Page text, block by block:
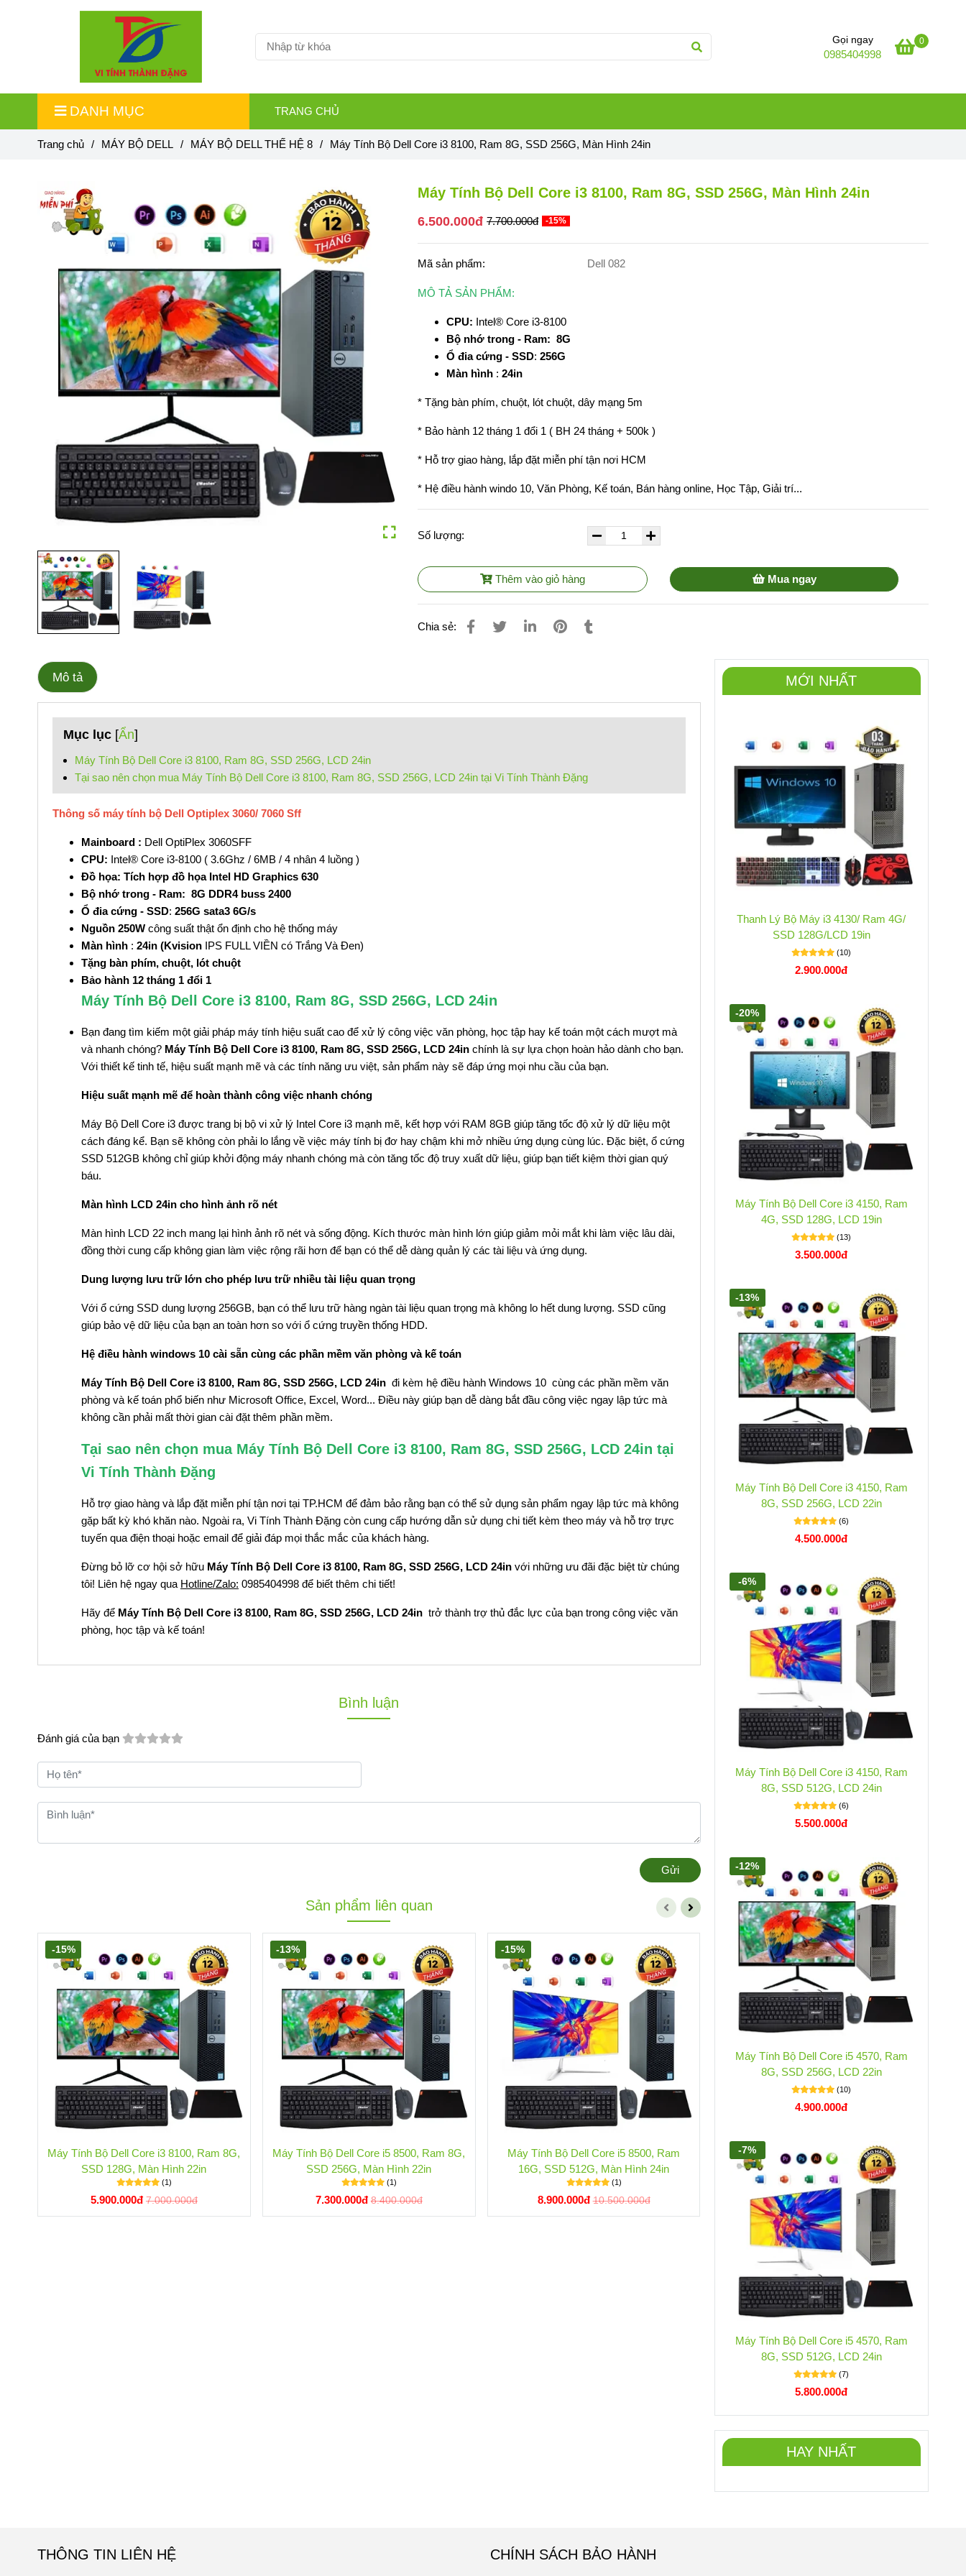
Gọi ngay
0985404998
0
DANH MỤC TRANG CHỦ
Trang chủ / MÁY BỘ DELL / MÁY BỘ DELL THẾ HỆ 8 / Máy Tính Bộ Dell Core i3 8100, Ram 8G, SSD 256G, Màn Hình 24in
Máy Tính Bộ Dell Core i3 8100, Ram 8G, SSD 256G, Màn Hình 24in
6.500.000đ 7.700.000đ -15%
Mã sản phẩm: Dell 082
MÔ TẢ SẢN PHẨM:
CPU: Intel® Core i3-8100
Bộ nhớ trong - Ram: 8G
Ổ đia cứng - SSD:256G
Màn hình :24in
* Tặng bàn phím, chuột, lót chuột, dây mạng 5m
* Bảo hành 12 tháng 1 đổi 1 ( BH 24 tháng + 500k )
* Hỗ trợ giao hàng, lắp đặt miễn phí tận nơi HCM
* Hệ điều hành windo 10, Văn Phòng, Kế toán, Bán hàng online, Học Tập, Giải trí...
Số lượng:
Thêm vào giỏ hàng Mua ngay
Chia sẻ:
Mô tả
Mục lục [Ẩn]
Máy Tính Bộ Dell Core i3 8100, Ram 8G, SSD 256G, LCD 24in
Tại sao nên chọn mua Máy Tính Bộ Dell Core i3 8100, Ram 8G, SSD 256G, LCD 24in tại Vi Tính Thành Đặng
Thông số máy tính bộ Dell Optiplex 3060/ 7060 Sff
Mainboard : Dell OptiPlex 3060SFF
CPU: Intel® Core i3-8100 ( 3.6Ghz / 6MB / 4 nhân 4 luồng )
Đồ họa: Tích hợp đồ họa Intel HD Graphics 630
Bộ nhớ trong - Ram: 8G DDR4 buss 2400
Ổ đia cứng - SSD: 256G sata3 6G/s
Nguồn 250W công suất thật ổn định cho hệ thống máy
Màn hình : 24in (Kvision IPS FULL VIỀN có Trắng Và Đen)
Tặng bàn phím, chuột, lót chuột
Bảo hành 12 tháng 1 đổi 1
Máy Tính Bộ Dell Core i3 8100, Ram 8G, SSD 256G, LCD 24in
Bạn đang tìm kiếm một giải pháp máy tính hiệu suất cao để xử lý công việc văn phòng, học tập hay kế toán một cách mượt mà
và nhanh chóng? Máy Tính Bộ Dell Core i3 8100, Ram 8G, SSD 256G, LCD 24in chính là sự lựa chọn hoàn hảo dành cho bạn.
Với thiết kế tinh tế, hiệu suất mạnh mẽ và các tính năng ưu việt, sản phẩm này sẽ đáp ứng mọi nhu cầu của bạn.
Hiệu suất mạnh mẽ để hoàn thành công việc nhanh chóng
Máy Bộ Dell Core i3 được trang bị bộ vi xử lý Intel Core i3 mạnh mẽ, kết hợp với RAM 8GB giúp tăng tốc độ xử lý dữ liệu một
cách đáng kể. Bạn sẽ không còn phải lo lắng về việc máy tính bị đơ hay chậm khi mở nhiều ứng dụng cùng lúc. Đặc biệt, ổ cứng
SSD 512GB không chỉ giúp khởi động máy nhanh chóng mà còn tăng tốc độ truy xuất dữ liệu, giúp bạn tiết kiệm thời gian quý
báu.
Màn hình LCD 24in cho hình ảnh rõ nét
Màn hình LCD 22 inch mang lại hình ảnh rõ nét và sống động. Kích thước màn hình lớn giúp giảm mỏi mắt khi làm việc lâu dài,
đồng thời cung cấp không gian làm việc rộng rãi hơn để bạn có thể dễ dàng quản lý các tài liệu và ứng dụng.
Dung lượng lưu trữ lớn cho phép lưu trữ nhiều tài liệu quan trọng
Với ổ cứng SSD dung lượng 256GB, bạn có thể lưu trữ hàng ngàn tài liệu quan trọng mà không lo hết dung lượng. SSD cũng
giúp bảo vệ dữ liệu của bạn an toàn hơn so với ổ cứng truyền thống HDD.
Hệ điều hành windows 10 cài sẵn cùng các phần mềm văn phòng và kế toán
Máy Tính Bộ Dell Core i3 8100, Ram 8G, SSD 256G, LCD 24in đi kèm hệ điều hành Windows 10 cùng các phần mềm văn
phòng và kế toán phổ biến như Microsoft Office, Excel, Word... Điều này giúp bạn dễ dàng bắt đầu công việc ngay lập tức mà
không cần phải mất thời gian cài đặt thêm phần mềm.
Tại sao nên chọn mua Máy Tính Bộ Dell Core i3 8100, Ram 8G, SSD 256G, LCD 24in tại
Vi Tính Thành Đặng
Hỗ trợ giao hàng và lắp đặt miễn phí tận nơi tại TP.HCM để đảm bảo rằng bạn có thể sử dụng sản phẩm ngay lập tức mà không
gặp bất kỳ khó khăn nào. Ngoài ra, Vi Tính Thành Đặng còn cung cấp hướng dẫn sử dụng chi tiết kèm theo máy và hỗ trợ trực
tuyến qua điện thoại hoặc email để giải đáp mọi thắc mắc của khách hàng.
Đừng bỏ lỡ cơ hội sở hữu Máy Tính Bộ Dell Core i3 8100, Ram 8G, SSD 256G, LCD 24in với những ưu đãi đặc biệt từ chúng
tôi! Liên hệ ngay qua Hotline/Zalo: 0985404998 để biết thêm chi tiết!
Hãy để Máy Tính Bộ Dell Core i3 8100, Ram 8G, SSD 256G, LCD 24in trở thành trợ thủ đắc lực của bạn trong công việc văn
phòng, học tập và kế toán!
Bình luận
Đánh giá của bạn
Gửi
Sản phẩm liên quan
Máy Tính Bộ Dell Core i3 8100, Ram 8G,
SSD 128G, Màn Hình 22in
(1)
5.900.000đ 7.000.000đ
-15%
Máy Tính Bộ Dell Core i5 8500, Ram 8G,
SSD 256G, Màn Hình 22in
(1)
7.300.000đ 8.400.000đ
-13%
Máy Tính Bộ Dell Core i5 8500, Ram
16G, SSD 512G, Màn Hình 24in
(1)
8.900.000đ 10.500.000đ
-15%
Máy Tính Bộ Dell Core i5 8500, Ram
16G, SSD 1T, Màn Hình 27in
(0)
10.400.000đ 11.800.000đ
-11%
MỚI NHẤT
Thanh Lý Bộ Máy i3 4130/ Ram 4G/
SSD 128G/LCD 19in
(10)
2.900.000đ
Máy Tính Bộ Dell Core i3 4150, Ram
4G, SSD 128G, LCD 19in
(13)
3.500.000đ
-20%
Máy Tính Bộ Dell Core i3 4150, Ram
8G, SSD 256G, LCD 22in
(6)
4.500.000đ
-13%
Máy Tính Bộ Dell Core i3 4150, Ram
8G, SSD 512G, LCD 24in
(6)
5.500.000đ
-6%
Máy Tính Bộ Dell Core i5 4570, Ram
8G, SSD 256G, LCD 22in
(10)
4.900.000đ
-12%
Máy Tính Bộ Dell Core i5 4570, Ram
8G, SSD 512G, LCD 24in
(7)
5.800.000đ
-7%
HAY NHẤT
THÔNG TIN LIÊN HỆ CHÍNH SÁCH BẢO HÀNH